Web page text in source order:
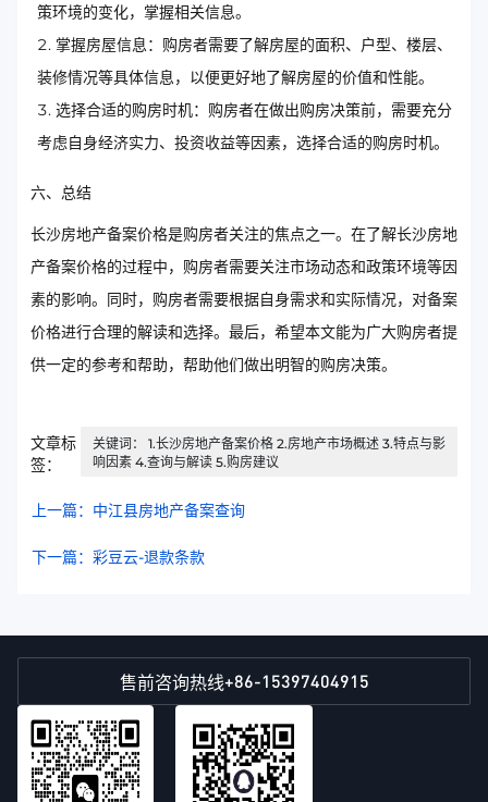
策环境的变化，掌握相关信息。
掌握房屋信息：购房者需要了解房屋的面积、户型、楼层、
装修情况等具体信息，以便更好地了解房屋的价值和性能。
选择合适的购房时机：购房者在做出购房决策前，需要充分
考虑自身经济实力、投资收益等因素，选择合适的购房时机。
六、总结
长沙房地产备案价格是购房者关注的焦点之一。在了解长沙房地
产备案价格的过程中，购房者需要关注市场动态和政策环境等因
素的影响。同时，购房者需要根据自身需求和实际情况，对备案
价格进行合理的解读和选择。最后，希望本文能为广大购房者提
供一定的参考和帮助，帮助他们做出明智的购房决策。
文章标
签：
关键词： 1.长沙房地产备案价格 2.房地产市场概述 3.特点与影
响因素 4.查询与解读 5.购房建议
上一篇：中江县房地产备案查询
下一篇：彩豆云-退款条款
售前咨询热线+86-15397404915